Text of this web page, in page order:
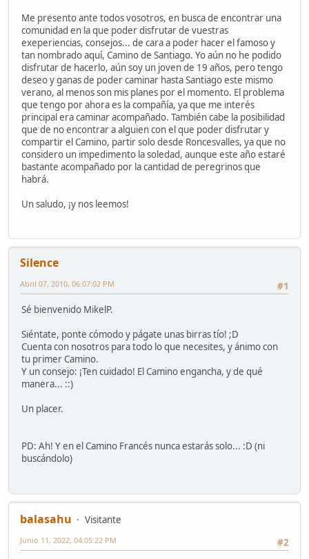
Me presento ante todos vosotros, en busca de encontrar una
comunidad en la que poder disfrutar de vuestras
exeperiencias, consejos... de cara a poder hacer el famoso y
tan nombrado aquí, Camino de Santiago. Yo aún no he podido
disfrutar de hacerlo, aún soy un joven de 19 años, pero tengo
deseo y ganas de poder caminar hasta Santiago este mismo
verano, al menos son mis planes por el momento. El problema
que tengo por ahora es la compañía, ya que me interés
principal era caminar acompañado. También cabe la posibilidad
que de no encontrar a alguien con el que poder disfrutar y
compartir el Camino, partir solo desde Roncesvalles, ya que no
considero un impedimento la soledad, aunque este año estaré
bastante acompañado por la cantidad de peregrinos que
habrá.
Un saludo, ¡y nos leemos!
Silence
#1
Abril 07, 2010, 06:07:02 PM
Sé bienvenido MikelP.
Siéntate, ponte cómodo y págate unas birras tío! ;D
Cuenta con nosotros para todo lo que necesites, y ánimo con
tu primer Camino.
Y un consejo: ¡Ten cuidado! El Camino engancha, y de qué
manera... ::)
Un placer.
PD: Ah! Y en el Camino Francés nunca estarás solo... :D (ni
buscándolo)
balasahu
Visitante
#2
Junio 11, 2022, 04:05:22 PM